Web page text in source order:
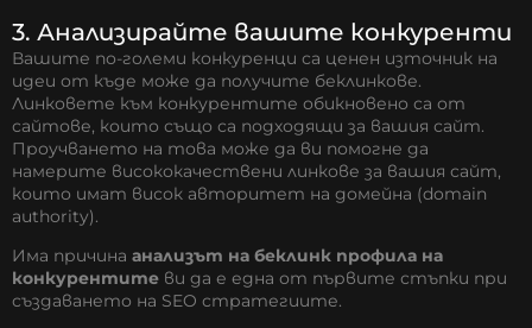
3. Анализирайте вашите конкуренти
Вашите по-големи конкуренци са ценен източник на
идеи от къде може да получите беклинкове.
Линковете към конкурентите обикновено са от
сайтове, които също са подходящи за вашия сайт.
Проучването на това може да ви помогне да
намерите висококачествени линкове за вашия сайт,
които имат висок авторитет на домейна (domain
authority).
Има причина анализът на беклинк профила на
конкурентите ви да е една от първите стъпки при
създаването на SEO стратегиите.